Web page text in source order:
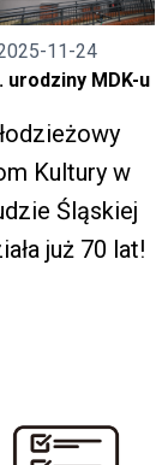
11-24
urodziny MDK-u
Kultury w
Śląskiej
już 70 lat!